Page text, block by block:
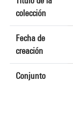
colección
Fecha de
creación
Conjunto